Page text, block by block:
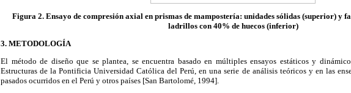
Figura 2. Ensayo de compresión axial en prismas de mampostería: unidades sólidas (superior) y
ladrillos con 40% de huecos (inferior)
3. METODOLOGÍA
El método de diseño que se plantea, se encuentra basado en múltiples ensayos estáticos y
Estructuras de la Pontificia Universidad Católica del Perú, en una serie de análisis teóricos y en las
pasados ocurridos en el Perú y otros países [San Bartolomé, 1994].